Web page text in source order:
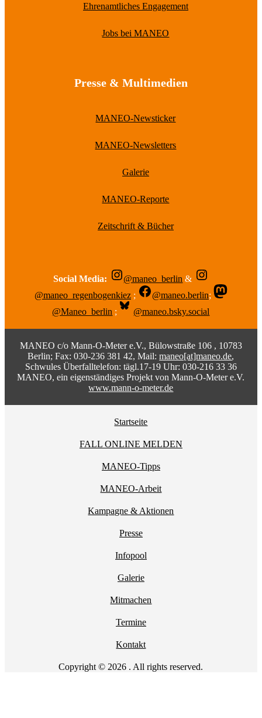
Ehrenamtliches Engagement
Jobs bei MANEO
Presse & Multimedien
MANEO-Newsticker
MANEO-Newsletters
Galerie
MANEO-Reporte
Zeitschrift & Bücher
Social Media: @maneo_berlin &
@maneo_regenbogenkiez ; @maneo.berlin;
@Maneo_berlin ; @maneo.bsky.social
MANEO c/o Mann-O-Meter e.V., Bülowstraße 106 , 10783
Berlin; Fax: 030-236 381 42, Mail:maneo[at]maneo.de,
Schwules Überfalltelefon: tägl.17-19 Uhr: 030-216 33 36
MANEO, ein eigenständiges Projekt von Mann-O-Meter e.V.
www.mann-o-meter.de
Startseite
FALL ONLINE MELDEN
MANEO-Tipps
MANEO-Arbeit
Kampagne & Aktionen
Presse
Infopool
Galerie
Mitmachen
Termine
Kontakt
Copyright © 2026 . All rights reserved.